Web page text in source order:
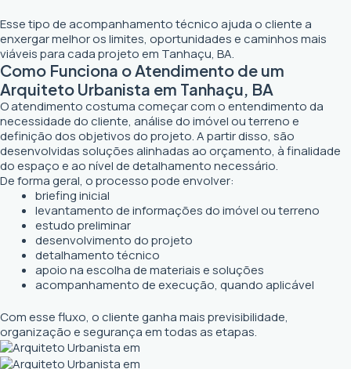
Esse tipo de acompanhamento técnico ajuda o cliente a
enxergar melhor os limites, oportunidades e caminhos mais
viáveis para cada projeto em Tanhaçu, BA.
Como Funciona o Atendimento de um
Arquiteto Urbanista em Tanhaçu, BA
O atendimento costuma começar com o entendimento da
necessidade do cliente, análise do imóvel ou terreno e
definição dos objetivos do projeto. A partir disso, são
desenvolvidas soluções alinhadas ao orçamento, à finalidade
do espaço e ao nível de detalhamento necessário.
De forma geral, o processo pode envolver:
briefing inicial
levantamento de informações do imóvel ou terreno
estudo preliminar
desenvolvimento do projeto
detalhamento técnico
apoio na escolha de materiais e soluções
acompanhamento de execução, quando aplicável
Com esse fluxo, o cliente ganha mais previsibilidade,
organização e segurança em todas as etapas.